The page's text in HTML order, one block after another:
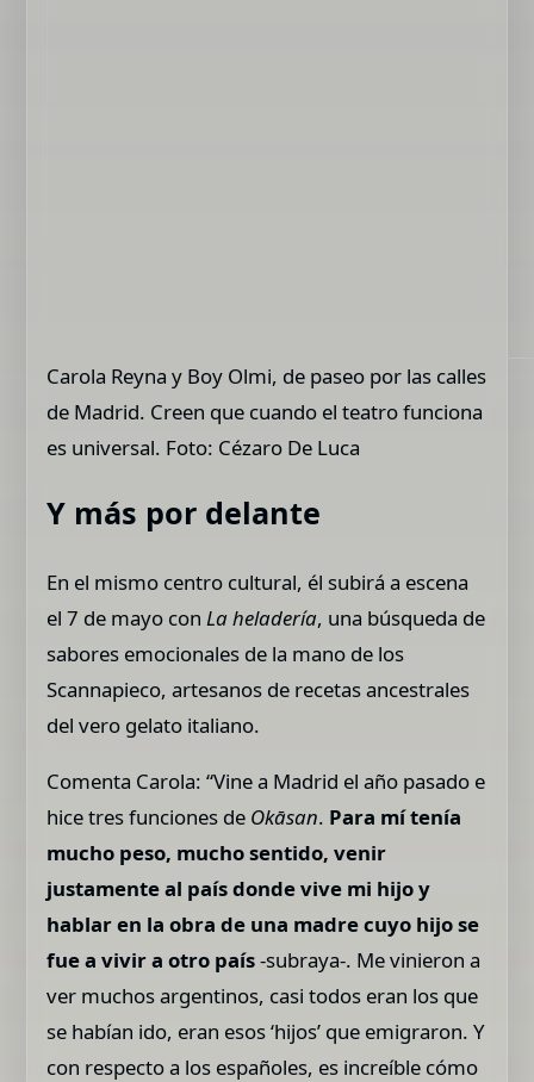
Carola Reyna y Boy Olmi, de paseo por las calles
de Madrid. Creen que cuando el teatro funciona
es universal. Foto: Cézaro De Luca
Y más por delante
En el mismo centro cultural, él subirá a escena
el 7 de mayo conLa heladería, una búsqueda de
sabores emocionales de la mano de los
Scannapieco, artesanos de recetas ancestrales
del vero gelato italiano.
Comenta Carola: “Vine a Madrid el año pasado e
hice tres funciones de Okāsan. Para mí tenía
mucho peso, mucho sentido, venir
justamente al país donde vive mi hijo y
hablar en la obra de una madre cuyo hijo se
fue a vivir a otro país-subraya-. Me vinieron a
ver muchos argentinos, casi todos eran los que
se habían ido, eran esos ‘hijos’ que emigraron. Y
con respecto a los españoles, es increíble cómo